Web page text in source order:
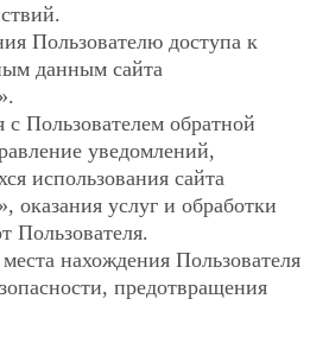
Пользователю доступа к
данным сайта
Пользователем обратной
уведомлений,
использования сайта
оказания услуг и обработки
Пользователя.
нахождения Пользователя
предотвращения